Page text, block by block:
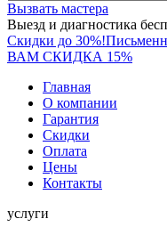
Вызвать мастера
Выезд и диагностика
Скидки до 30%!
ВАМ СКИДКА 15%
Главная
О компании
Гарантия
Скидки
Оплата
Цены
Контакты
услуги